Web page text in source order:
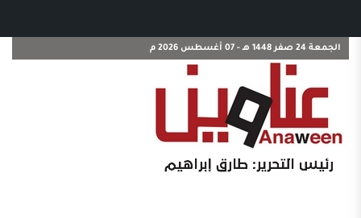
الجمعة 24 صفر 1448 هـ - 07 أغسطس 2026 م